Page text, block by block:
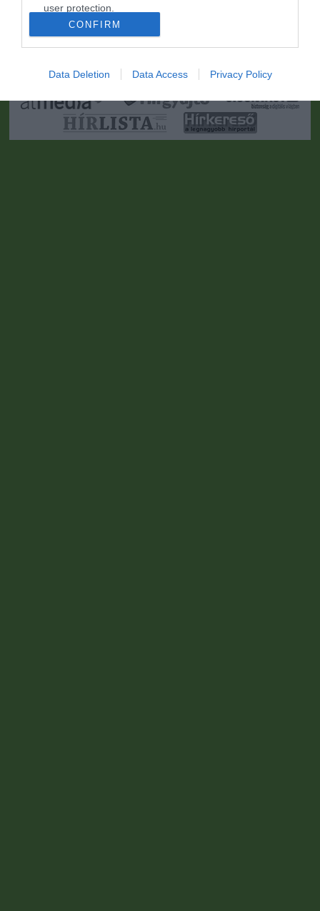
user protection.
CONFIRM
Data Deletion Data Access Privacy Policy
Portál szoftver és szerkesztőségi CMS, DMS rendszer:© PortalWare, 2017
Magnum IT Kft.
•Médiaajánlat és hirdetési akciók•Impresszum•Adatvédelmi
Partnerek
ma.hu RSS csatornái•